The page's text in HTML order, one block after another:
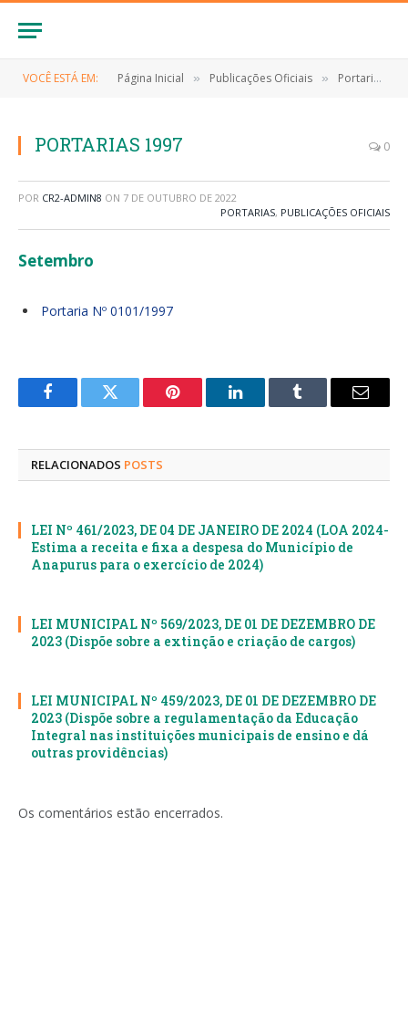
VOCÊ ESTÁ EM: Página Inicial » Publicações Oficiais » Portarias
PORTARIAS 1997 0
POR CR2-ADMIN8 ON 7 DE OUTUBRO DE 2022
PORTARIAS, PUBLICAÇÕES OFICIAIS
Setembro
Portaria Nº 0101/1997
FacebookTwitter Pinterest LinkedInTumblr
E-
RELACIONADOS POSTS
LEI Nº 461/2023, DE 04 DE JANEIRO DE 2024 (LOA 2024-
Estima a receita e fixa a despesa do Município de
Anapurus para o exercício de 2024)
LEI MUNICIPAL Nº 569/2023, DE 01 DE DEZEMBRO DE
2023 (Dispõe sobre a extinção e criação de cargos)
LEI MUNICIPAL Nº 459/2023, DE 01 DE DEZEMBRO DE
2023 (Dispõe sobre a regulamentação da Educação
Integral nas instituições municipais de ensino e dá
outras providências)
Os comentários estão encerrados.